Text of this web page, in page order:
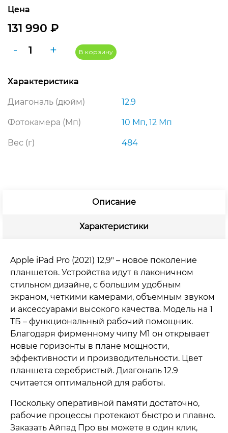
Цена
131 990 ₽
-
Количество
iPad
(2021)
12,9"
Fi
+ В корзину
Характеристика
Диагональ (дюйм) 12.9
Фотокамера (Мп) 10 Мп, 12 Мп
Вес (г) 484
Описание
Характеристики
Apple iPad Pro (2021) 12,9″ – новое поколение
планшетов. Устройства идут в лаконичном
стильном дизайне, с большим удобным
экраном, четкими камерами, объемным звуком
и аксессуарами высокого качества. Модель на 1
ТБ – функциональный рабочий помощник.
Благодаря фирменному чипу М1 он открывает
новые горизонты в плане мощности,
эффективности и производительности. Цвет
планшета серебристый. Диагональ 12.9
считается оптимальной для работы.
Поскольку оперативной памяти достаточно,
рабочие процессы протекают быстро и плавно.
Заказать Айпад Про вы можете в один клик,